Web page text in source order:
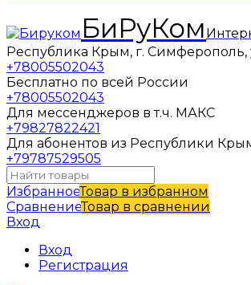
БиРуКом
Республика Крым, г. Симферополь,
+78005502043
Бесплатно по всей России
+78005502043
Для мессенджеров в т.ч. МАКС
+79827822421
Для абонентов из Республики
+79787529505
ИзбранноеТовар в избранном
СравнениеТовар в сравнении
Вход
Вход
Регистрация